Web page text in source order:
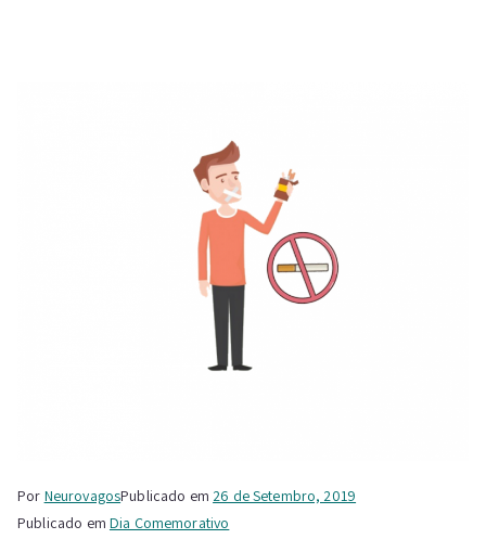
Por NeurovagosPublicado em 26 de Setembro, 2019
Publicado em Dia Comemorativo